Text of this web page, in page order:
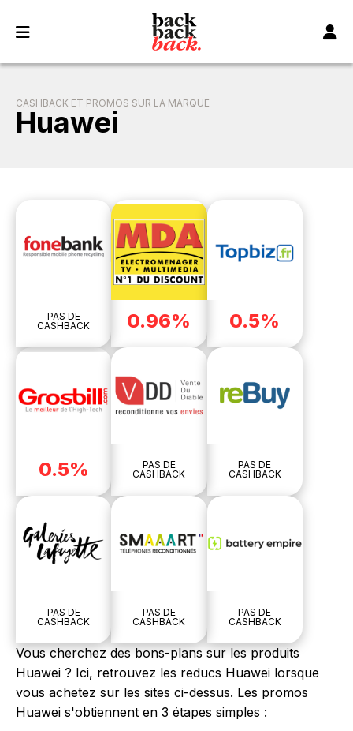
CASHBACK ET PROMOS SUR LA MARQUE
Huawei
PAS DE
CASHBACK
0.96% 0.5%
0.5%
PAS DE
CASHBACK
PAS DE
CASHBACK
PAS DE
CASHBACK
PAS DE
CASHBACK
PAS DE
CASHBACK
Vous cherchez des bons-plans sur les produits
Huawei ? Ici, retrouvez les reducs Huawei lorsque
vous achetez sur les sites ci-dessus. Les promos
Huawei s'obtiennent en 3 étapes simples :